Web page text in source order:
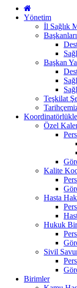
Yönetim
İl Sağlık
Başkan
Teşkilat
Özel
Kalite
Hasta
Hukuk
Sivil
Birimler